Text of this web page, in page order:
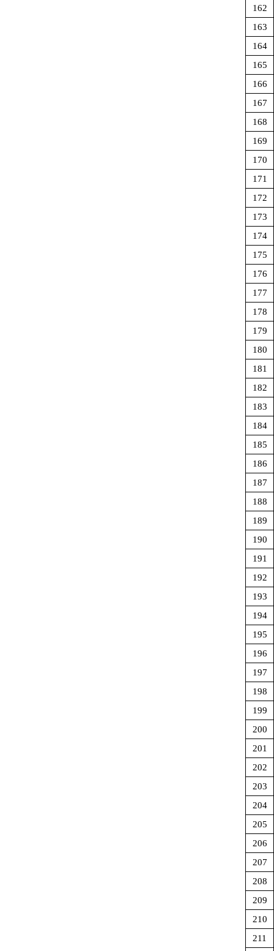
162
163
164
165
166
167
168
169
170
171
172
173
174
175
176
177
178
179
180
181
182
183
184
185
186
187
188
189
190
191
192
193
194
195
196
197
198
199
200
201
202
203
204
205
206
207
208
209
210
211